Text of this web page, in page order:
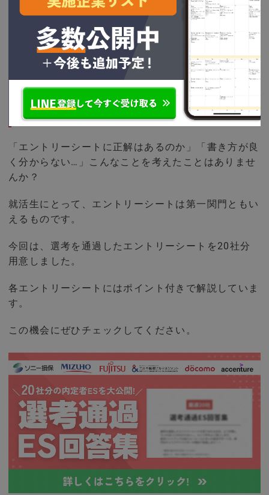
イントと注意点を徹
底解説 | 就活ハンド
ブック
自己分析の内容をエントリーシートに活
「エントリーシートに正解はあるのか」「書き方が良
く分からない…」こんなことを考えたことはありませ
んか？
就活生にとって、エントリーシートは第一関門ともい
えるものです。
今回は、選考を通過したエントリーシートを20社分
用意しました。
各エントリーシートにはポイント付きで解説していま
す。
この機会にぜひチェックしてください。